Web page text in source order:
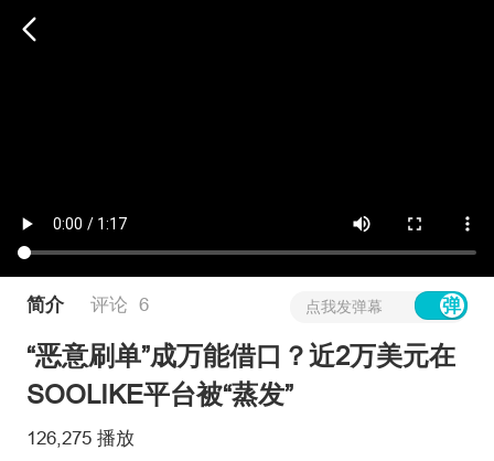
简介 评论 6 点我发弹幕
“恶意刷单”成万能借口？近2万美元在
SOOLIKE平台被“蒸发”
126,275 播放